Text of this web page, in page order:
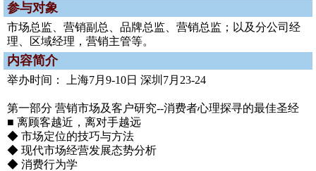
参与对象
市场总监、营销副总、品牌总监、营销总监；以及分公司经
理、区域经理，营销主管等。
内容简介
举办时间： 上海7月9-10日 深圳7月23-24
第一部分 营销市场及客户研究--消费者心理探寻的最佳圣经
■ 离顾客越近，离对手越远
◆ 市场定位的技巧与方法
◆ 现代市场经营发展态势分析
◆ 消费行为学